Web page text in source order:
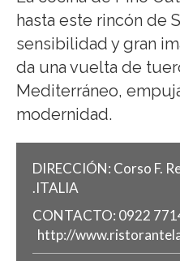
hasta este rincón de
sensibilidad y gran
da una vuelta de
Mediterráneo,
modernidad.
DIRECCIÓN: Corso F.
.ITALIA
CONTACTO: 0922
http://